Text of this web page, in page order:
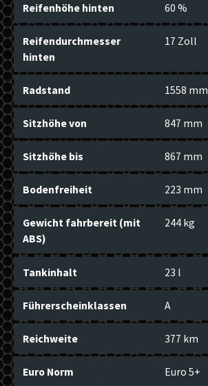
Reifenhöhe hinten 60 %
Reifendurchmesser
hinten
17 Zoll
Radstand 1558 mm
Sitzhöhe von 847 mm
Sitzhöhe bis 867 mm
Bodenfreiheit 223 mm
Gewicht fahrbereit (mit
ABS)
244 kg
Tankinhalt 23 l
Führerscheinklassen A
Reichweite 377 km
Euro Norm Euro 5+